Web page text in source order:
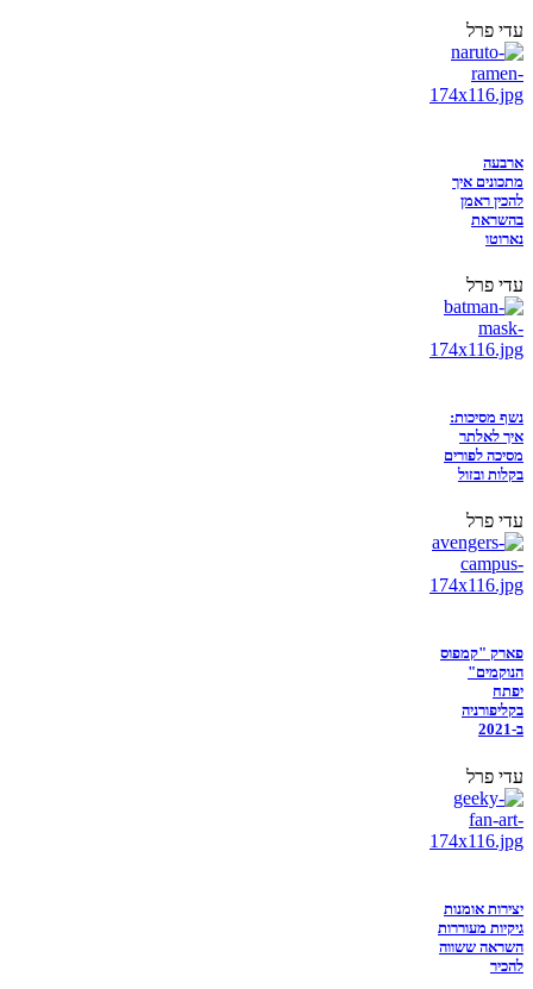
עדי פרל
ארבעה
מתכונים איך
להכין ראמן
בהשראת
נארוטו
עדי פרל
נשף מסיכות:
איך לאלתר
מסיכה לפורים
בקלות ובזול
עדי פרל
פארק "קמפוס
הנוקמים"
יפתח
בקליפורניה
ב-2021
עדי פרל
יצירות אומנות
גיקיות מעוררות
השראה ששווה
להכיר